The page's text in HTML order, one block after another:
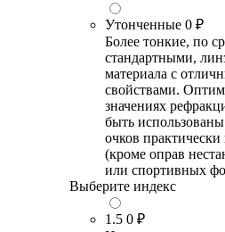
Утонченные 0 ₽
Более тонкие, по
стандартными,
материала с
свойствами.
значениях
быть
очков
(кроме оправ
или спортивных
Выберите индекс
1.5 0 ₽